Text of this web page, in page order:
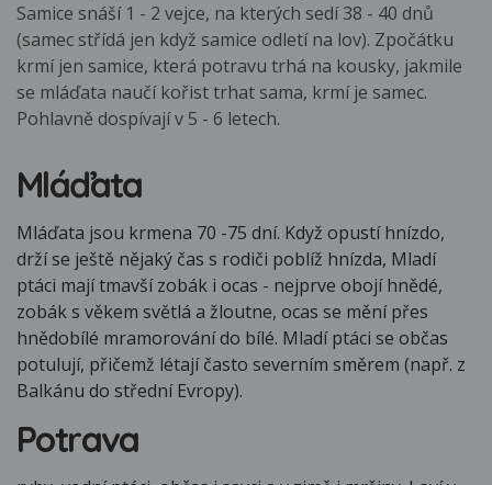
Samice snáší 1 - 2 vejce, na kterých sedí 38 - 40 dnů
(samec střídá jen když samice odletí na lov). Zpočátku
krmí jen samice, která potravu trhá na kousky, jakmile
se mláďata naučí kořist trhat sama, krmí je samec.
Pohlavně dospívají v 5 - 6 letech.
Mláďata
Mláďata jsou krmena 70 -75 dní. Když opustí hnízdo,
drží se ještě nějaký čas s rodiči poblíž hnízda, Mladí
ptáci mají tmavší zobák i ocas - nejprve obojí hnědé,
zobák s věkem světlá a žloutne, ocas se mění přes
hnědobílé mramorování do bílé. Mladí ptáci se občas
potulují, přičemž létají často severním směrem (např. z
Balkánu do střední Evropy).
Potrava